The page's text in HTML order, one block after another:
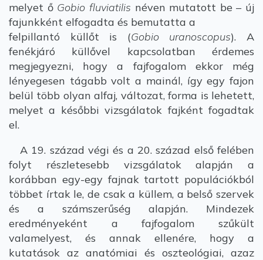
melyet ő Gobio fluviatilis néven mutatott be – új
fajunkként elfogadta és bemutatta a
felpillantó küllőt is (Gobio uranoscopus). A
fenékjáró küllővel kapcsolatban érdemes
megjegyezni, hogy a fajfogalom ekkor még
lényegesen tágabb volt a mainál, így egy fajon
belül több olyan alfaj, változat, forma is lehetett,
melyet a későbbi vizsgálatok fajként fogadtak
el.
A 19. század végi és a 20. század első felében
folyt részletesebb vizsgálatok alapján a
korábban egy-egy fajnak tartott populációkból
többet írtak le, de csak a küllem, a belső szervek
és a számszerűség alapján. Mindezek
eredményeként a fajfogalom szűkült
valamelyest, és annak ellenére, hogy a
kutatások az anatómiai és oszteológiai, azaz